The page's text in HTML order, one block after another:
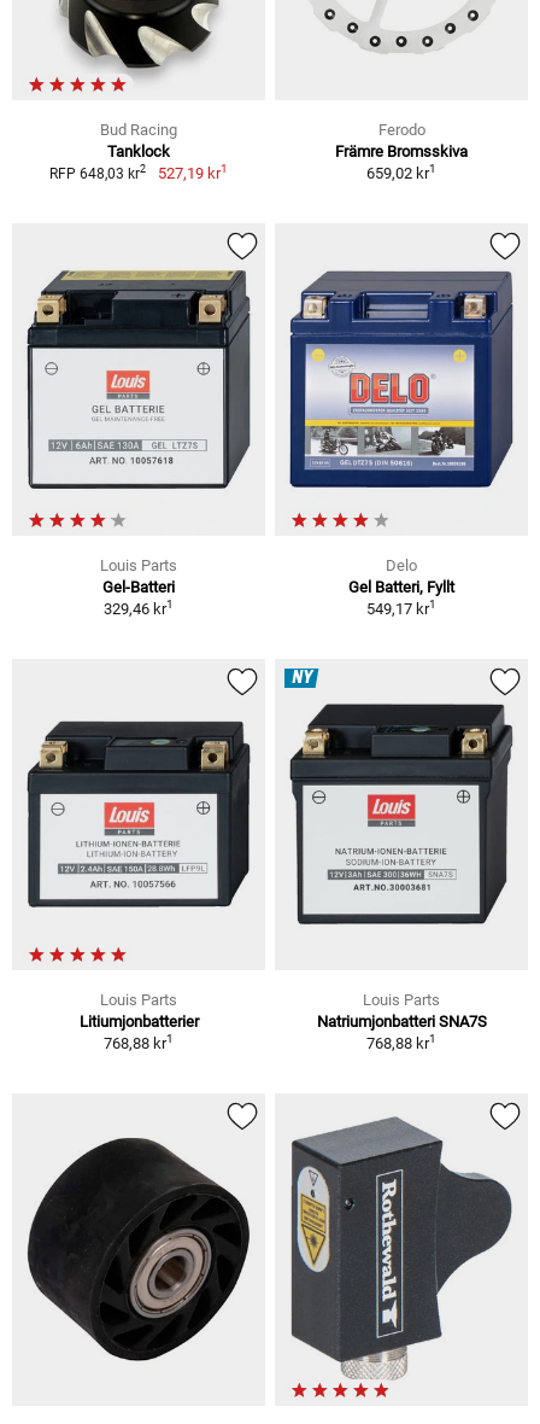
Bud Racing
Tanklock
RFP 648,03 kr2 527,19 kr1
Ferodo
Främre Bromsskiva
659,02 kr1
Louis Parts
Gel-Batteri
329,46 kr1
Delo
Gel Batteri, Fyllt
549,17 kr1
Louis Parts
Litiumjonbatterier
768,88 kr1
NY
Louis Parts
Natriumjonbatteri SNA7S
768,88 kr1